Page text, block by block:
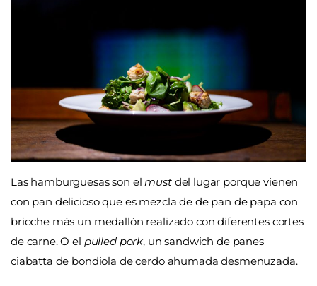
Las hamburguesas son elmustdel lugar porque vienen
con pan delicioso que es mezcla de de pan de papa con
brioche más un medallón realizado con diferentes cortes
de carne. O el pulled pork, un sandwich de panes
ciabatta de bondiola de cerdo ahumada desmenuzada.